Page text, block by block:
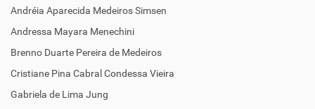
Andréia Aparecida Medeiros Simsen
Andressa Mayara Menechini
Brenno Duarte Pereira de Medeiros
Cristiane Pina Cabral Condessa Vieira
Gabriela de Lima Jung